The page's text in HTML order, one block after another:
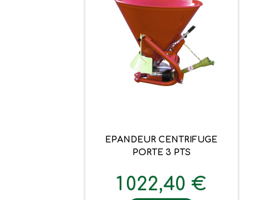
EPANDEUR CENTRIFUGE
PORTE 3 PTS
1 022,40 €